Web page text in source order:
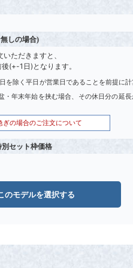
しの場合)
いただきますと、
後(+-1日)となります。
を除く平日が営業日であることを前提に計
・年末年始を挟む場合、その休日分の延長
ぎの場合のご注文について
セット枠価格
のモデルを選択する